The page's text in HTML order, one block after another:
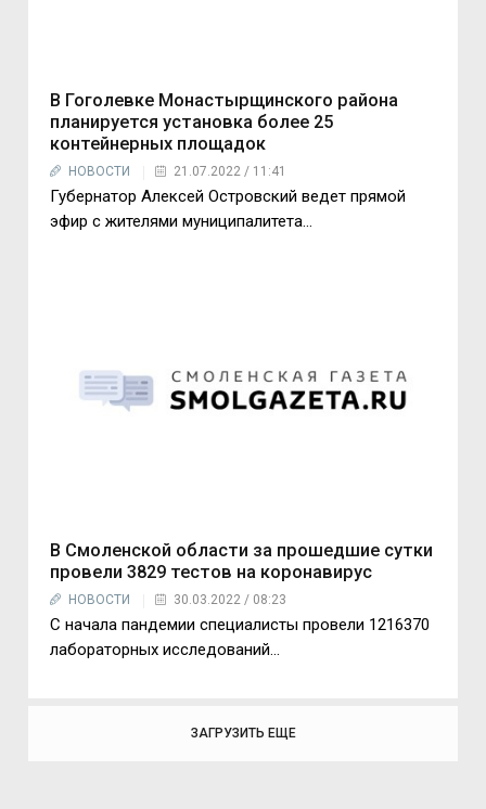
В Гоголевке Монастырщинского района
планируется установка более 25
контейнерных площадок
НОВОСТИ 21.07.2022 / 11:41
Губернатор Алексей Островский ведет прямой
эфир с жителями муниципалитета...
В Смоленской области за прошедшие сутки
провели 3829 тестов на коронавирус
НОВОСТИ 30.03.2022 / 08:23
С начала пандемии специалисты провели 1216370
лабораторных исследований...
ЗАГРУЗИТЬ ЕЩЕ